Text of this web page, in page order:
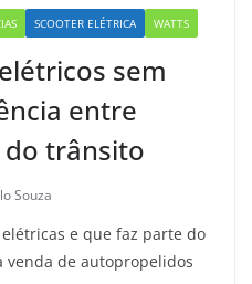
SCOOTER ELÉTRICA WATTS
sem
entre
trânsito
Souza
e que faz parte do
de autopropelidos